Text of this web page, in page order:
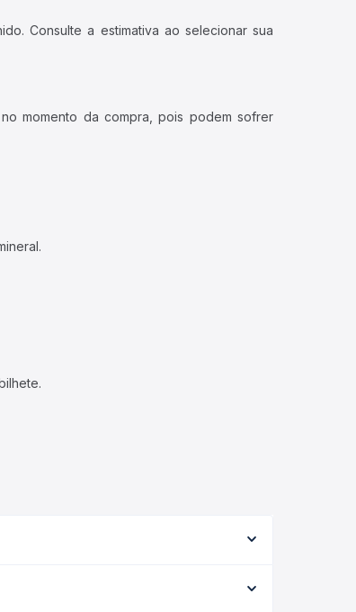
Consulte a estimativa ao selecionar sua
momento da compra, pois podem sofrer
e vê a duração exata de cada opção na